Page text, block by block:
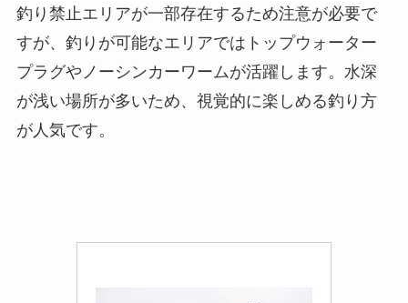
釣り禁止エリアが一部存在するため注意が必要で
すが、釣りが可能なエリアではトップウォーター
プラグやノーシンカーワームが活躍します。水深
が浅い場所が多いため、視覚的に楽しめる釣り方
が人気です。